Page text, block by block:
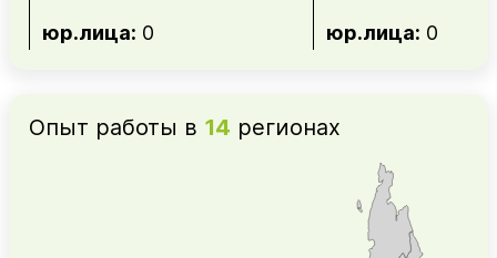
юр.лица: 0
юр.лица: 0
Опыт работы в 14 регионах